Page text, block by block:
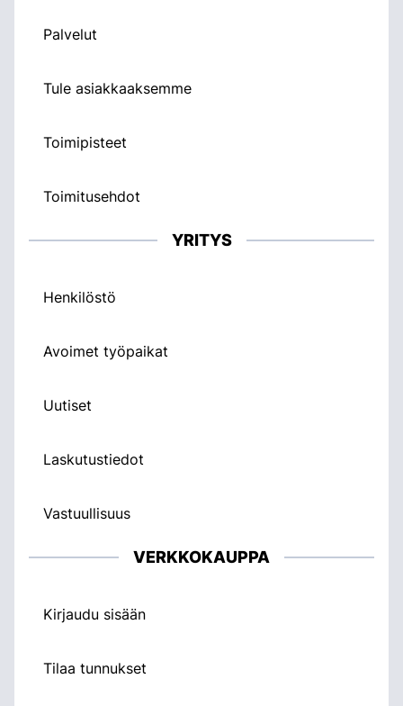
Palvelut
Tule asiakkaaksemme
Toimipisteet
Toimitusehdot
YRITYS
Henkilöstö
Avoimet työpaikat
Uutiset
Laskutustiedot
Vastuullisuus
VERKKOKAUPPA
Kirjaudu sisään
Tilaa tunnukset